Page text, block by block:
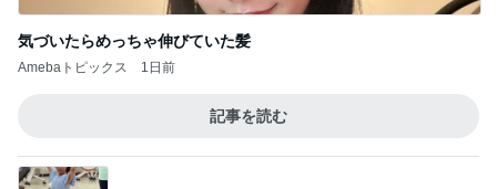
気づいたらめっちゃ伸びていた髪
Amebaトピックス 1日前
記事を読む